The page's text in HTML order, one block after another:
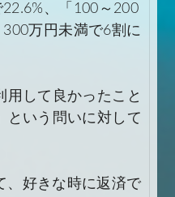
22.6%、「100～200
万円未満で6割に
用して良かったこと
という問いに対して
、好きな時に返済で